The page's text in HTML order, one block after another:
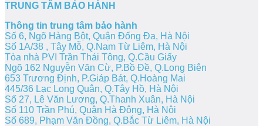
TRUNG TÂM BẢO HÀNH
Thông tin trung tâm bảo hành
Số 6, Ngõ Hàng Bột, Quận Đống Đa, Hà Nội
Số 1A/38 , Tây Mỗ, Q.Nam Từ Liêm, Hà Nội
Tòa nhà PVI Trần Thái Tông, Q.Cầu Giấy
Ngõ 162 Nguyễn Văn Cừ, P.Bồ Đề, Q.Long Biên
653 Trương Định, P.Giáp Bát, Q.Hoàng Mai
445/36 Lạc Long Quân, Q.Tây Hồ, Hà Nội
Số 27, Lê Văn Lương, Q.Thanh Xuân, Hà Nội
Số 110 Trần Phú, Quận Hà Đông, Hà Nội
Số 689, Phạm Văn Đồng, Q.Bắc Từ Liêm, Hà Nội